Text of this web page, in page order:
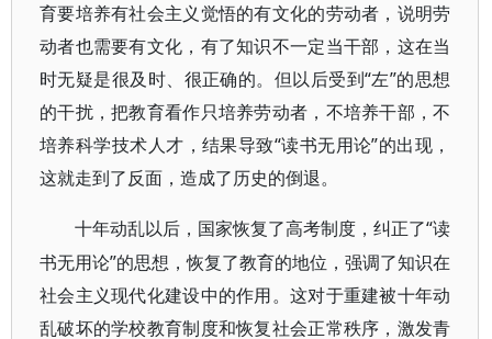
育要培养有社会主义觉悟的有文化的劳动者，说明劳
动者也需要有文化，有了知识不一定当干部，这在当
时无疑是很及时、很正确的。但以后受到“左”的思想
的干扰，把教育看作只培养劳动者，不培养干部，不
培养科学技术人才，结果导致“读书无用论”的出现，
这就走到了反面，造成了历史的倒退。
十年动乱以后，国家恢复了高考制度，纠正了“读
书无用论”的思想，恢复了教育的地位，强调了知识在
社会主义现代化建设中的作用。这对于重建被十年动
乱破坏的学校教育制度和恢复社会正常秩序，激发青